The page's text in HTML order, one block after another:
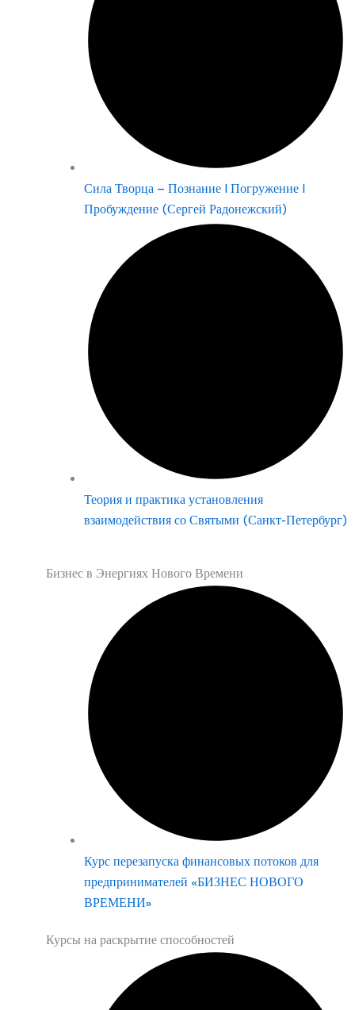
Сила Творца – Познание | Погружение |
Пробуждение (Сергей Радонежский)
Теория и практика установления
взаимодействия со Святыми (Санкт-Петербург)
Бизнес в Энергиях Нового Времени
Курс перезапуска финансовых потоков для
предпринимателей «БИЗНЕС НОВОГО
ВРЕМЕНИ»
Курсы на раскрытие способностей